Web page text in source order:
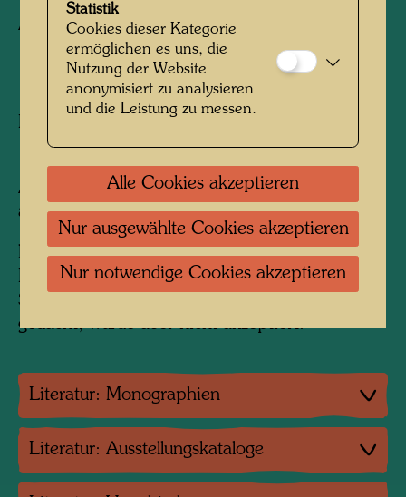
Aquarell
Painted in Vienna, 1952
1310 mm x 610 mm
Aquarell auf weißem Papier; auf Leinwand
aufgezogen
Information:
Das Werk war als Poster für die
Schuhsohlenfabrik von Bumbi Steiners Vater
gedacht, wurde aber nicht akzeptiert.
Literatur: Monographien
Literatur: Ausstellungskataloge
Statistik
Cookies dieser Kategorie
ermöglichen es uns, die
Nutzung der Website
anonymisiert zu analysieren
und die Leistung zu messen.
Alle Cookies akzeptieren
Nur ausgewählte Cookies akzeptieren
Nur notwendige Cookies akzeptieren